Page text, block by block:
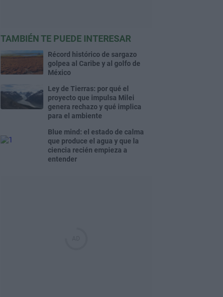
TAMBIÉN TE PUEDE INTERESAR
Récord histórico de sargazo
golpea al Caribe y al golfo de
México
Ley de Tierras: por qué el
proyecto que impulsa Milei
genera rechazo y qué implica
para el ambiente
Blue mind: el estado de calma
que produce el agua y que la
ciencia recién empieza a
entender